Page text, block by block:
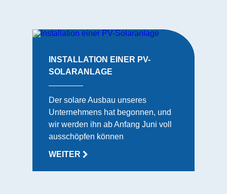
INSTALLATION EINER PV-
SOLARANLAGE
Der solare Ausbau unseres
Unternehmens hat begonnen, und
wir werden ihn ab Anfang Juni voll
ausschöpfen können
WEITER